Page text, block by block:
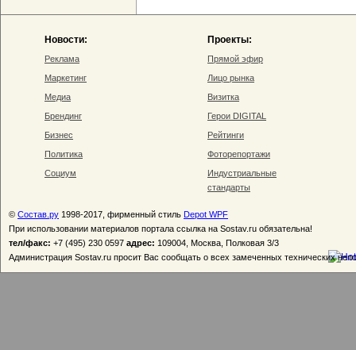
Новости:
Реклама
Маркетинг
Медиа
Брендинг
Бизнес
Политика
Социум
Проекты:
Прямой эфир
Лицо рынка
Визитка
Герои DIGITAL
Рейтинги
Фоторепортажи
Индустриальные
стандарты
© Состав.ру 1998-2017, фирменный стиль Depot WPF
При использовании материалов портала ссылка на Sostav.ru обязательна!
тел/факс: +7 (495) 230 0597 адрес: 109004, Москва, Полковая 3/3
Администрация Sostav.ru просит Вас сообщать о всех замеченных технических